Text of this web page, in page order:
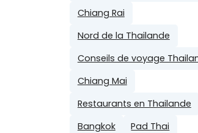
Chiang Rai
Nord de la Thailande
Conseils de voyage
Chiang Mai
Restaurants en Thailande
Bangkok
Pad Thai